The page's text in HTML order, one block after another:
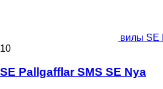
вилы SE
10
SE Pallgafflar SMS SE Nya